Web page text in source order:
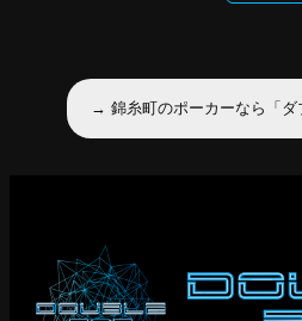
→ 錦糸町のポーカーなら「ダ